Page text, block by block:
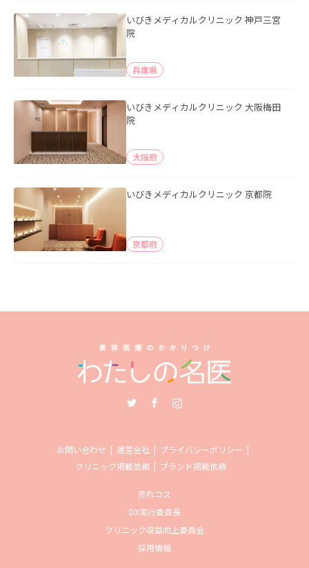
いびきメディカルクリニック 神戸三宮
院
兵庫県
いびきメディカルクリニック 大阪梅田
院
大阪府
いびきメディカルクリニック 京都院
京都府
お問い合わせ 運営会社
プライバシーポリシー
クリニック掲載依頼
ブランド掲載依頼
売れコス
DX実行委員長
クリニック収益向上委員会
採用情報